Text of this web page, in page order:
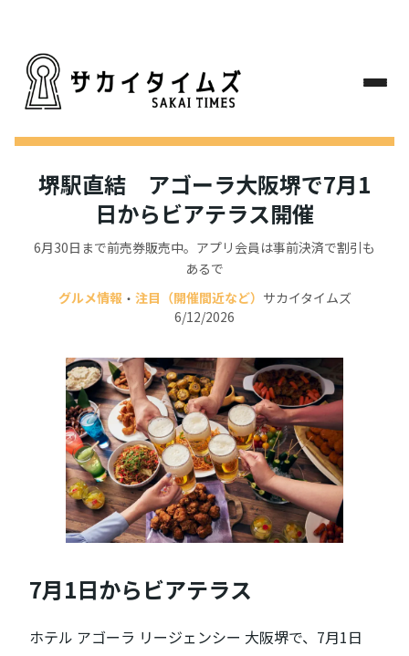
堺駅直結 アゴーラ大阪堺で7月1
日からビアテラス開催
6月30日まで前売券販売中。アプリ会員は事前決済で割引も
あるで
グルメ情報・ 注目（開催間近など） サカイタイムズ
6/12/2026
7月1日からビアテラス
ホテル アゴーラ リージェンシー 大阪堺で、7月1日